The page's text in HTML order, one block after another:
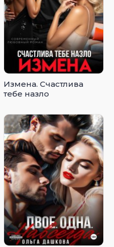
Измена. Счастлива
тебе назло